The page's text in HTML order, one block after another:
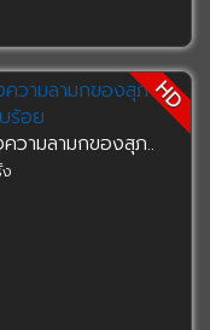
HD
วามลามกของสุภ..